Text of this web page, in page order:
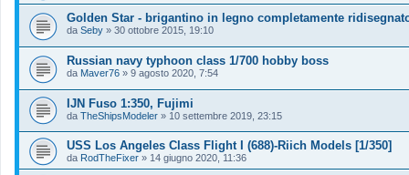
Golden Star - brigantino in legno completamente
da Seby » 30 ottobre 2015, 19:10
Russian navy typhoon class 1/700 hobby boss
da Maver76 » 9 agosto 2020, 7:54
IJN Fuso 1:350, Fujimi
da TheShipsModeler » 10 settembre 2019, 23:15
USS Los Angeles Class Flight I (688)-Riich Models [1/350]
da RodTheFixer » 14 giugno 2020, 11:36